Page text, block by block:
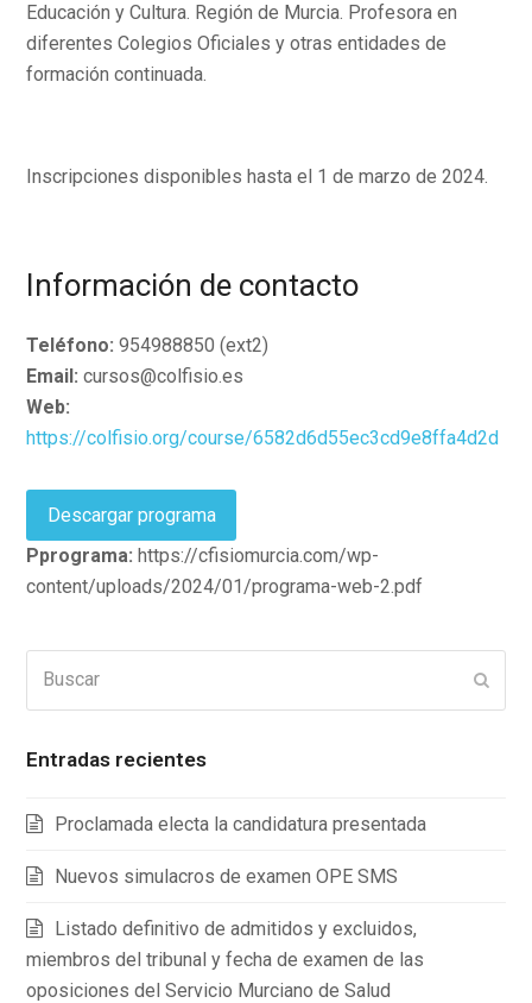
Educación y Cultura. Región de Murcia. Profesora en
diferentes Colegios Oficiales y otras entidades de
formación continuada.
Inscripciones disponibles hasta el 1 de marzo de 2024.
Información de contacto
Teléfono: 954988850 (ext2)
Email: cursos@colfisio.es
Web:
https://colfisio.org/course/6582d6d55ec3cd9e8ffa4d2d
Descargar programa
Pprograma: https://cfisiomurcia.com/wp-
content/uploads/2024/01/programa-web-2.pdf
Entradas recientes
Proclamada electa la candidatura presentada
Nuevos simulacros de examen OPE SMS
Listado definitivo de admitidos y excluidos,
miembros del tribunal y fecha de examen de las
oposiciones del Servicio Murciano de Salud